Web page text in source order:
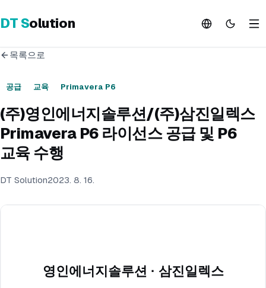
DT Solution
목록으로
공급 교육 Primavera P6
(주)영인에너지솔루션/(주)삼진일렉스
Primavera P6 라이선스 공급 및 P6
교육 수행
DT Solution2023. 8. 16.